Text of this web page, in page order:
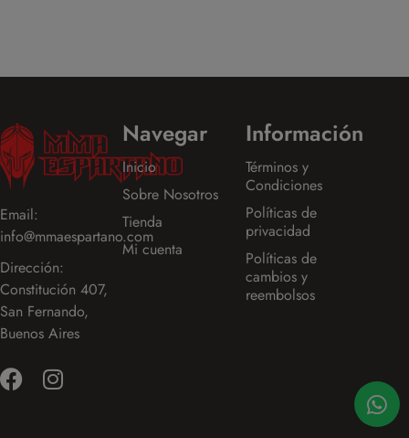
Email:
info@mmaespartano.com
Dirección:
Constitución 407,
San Fernando,
Buenos Aires
Navegar
Inicio
Sobre Nosotros
Tienda
Mi cuenta
Información
Términos y
Condiciones
Políticas de
privacidad
Políticas de
cambios y
reembolsos